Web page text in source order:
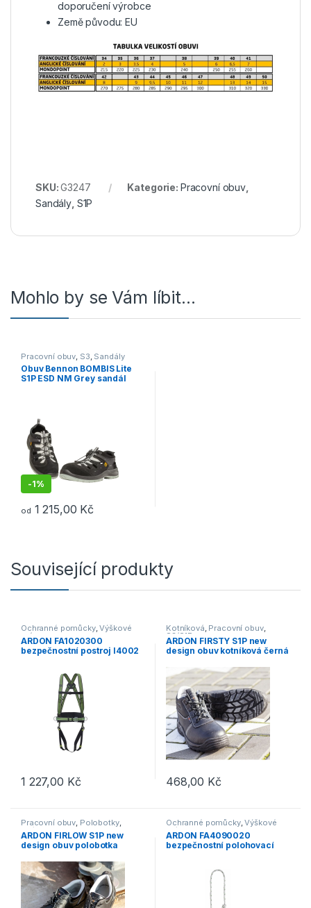
doporučení výrobce
Země původu: EU
SKU:G3247 Kategorie: Pracovní obuv
Sandály S1P
Mohlo by se Vám líbit…
Pracovní obuv S3 Sandály
Obuv Bennon BOMBIS Lite
S1P ESD NM Grey sandál
-1%
od 1 215,00 Kč
Související produkty
Ochranné pomůcky,Výškové
práce
ARDON FA1020300
bezpečnostní postroj I4002
1 227,00 Kč
Kotníková, Pracovní obuv,
S3/S1P
ARDON FIRSTY S1P new
design obuv kotníková černá
468,00 Kč
Pracovní obuv, Polobotky,
S3/S1P
ARDON FIRLOW S1P new
design obuv polobotka
Ochranné pomůcky,Výškové
práce
ARDON FA4090020
bezpečnostní polohovací